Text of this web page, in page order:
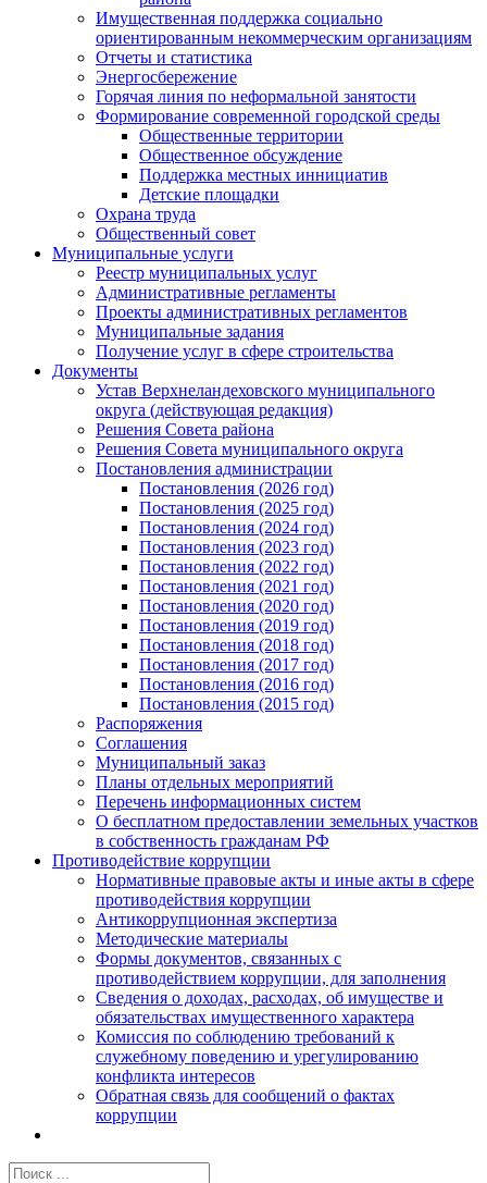
Имущественная поддержка социально
ориентированным некоммерческим организациям
Отчеты и статистика
Энергосбережение
Горячая линия по неформальной занятости
Формирование современной городской среды
Общественные территории
Общественное обсуждение
Поддержка местных иннициатив
Детские площадки
Охрана труда
Общественный совет
Муниципальные услуги
Реестр муниципальных услуг
Административные регламенты
Проекты административных регламентов
Муниципальные задания
Получение услуг в сфере строительства
Документы
Устав Верхнеландеховского муниципального
округа (действующая редакция)
Решения Совета района
Решения Совета муниципального округа
Постановления администрации
Постановления (2026 год)
Постановления (2025 год)
Постановления (2024 год)
Постановления (2023 год)
Постановления (2022 год)
Постановления (2021 год)
Постановления (2020 год)
Постановления (2019 год)
Постановления (2018 год)
Постановления (2017 год)
Постановления (2016 год)
Постановления (2015 год)
Распоряжения
Соглашения
Муниципальный заказ
Планы отдельных мероприятий
Перечень информационных систем
О бесплатном предоставлении земельных участков
в собственность гражданам РФ
Противодействие коррупции
Нормативные правовые акты и иные акты в сфере
противодействия коррупции
Антикоррупционная экспертиза
Методические материалы
Формы документов, связанных с
противодействием коррупции, для заполнения
Сведения о доходах, расходах, об имуществе и
обязательствах имущественного характера
Комиссия по соблюдению требований к
служебному поведению и урегулированию
конфликта интересов
Обратная связь для сообщений о фактах
коррупции
Результат